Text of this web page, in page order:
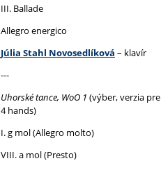
III. Ballade
Allegro energico
Júlia Stahl Novosedlíková – klavír
---
Uhorské tance, WoO 1 (výber, verzia
4 hands)
I. g mol (Allegro molto)
VIII. a mol (Presto)